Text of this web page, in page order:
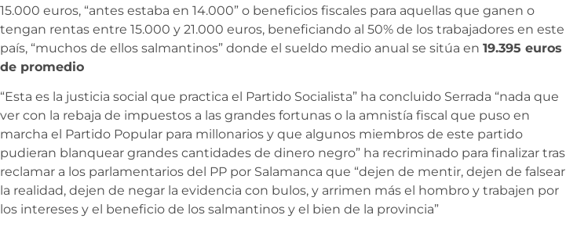
15.000 euros, “antes estaba en 14.000” o beneficios fiscales para aquellas que ganen o
tengan rentas entre 15.000 y 21.000 euros, beneficiando al 50% de los trabajadores en este
país, “muchos de ellos salmantinos” donde el sueldo medio anual se sitúa en 19.395 euros
de promedio
“Esta es la justicia social que practica el Partido Socialista” ha concluido Serrada “nada que
ver con la rebaja de impuestos a las grandes fortunas o la amnistía fiscal que puso en
marcha el Partido Popular para millonarios y que algunos miembros de este partido
pudieran blanquear grandes cantidades de dinero negro” ha recriminado para finalizar tras
reclamar a los parlamentarios del PP por Salamanca que “dejen de mentir, dejen de falsear
la realidad, dejen de negar la evidencia con bulos, y arrimen más el hombro y trabajen por
los intereses y el beneficio de los salmantinos y el bien de la provincia”